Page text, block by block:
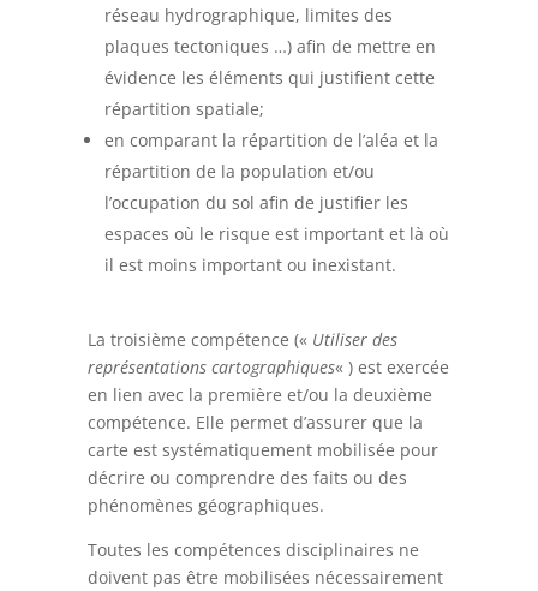
réseau hydrographique, limites des
plaques tectoniques …) afin de mettre en
évidence les éléments qui justifient cette
répartition spatiale;
en comparant la répartition de l’aléa et la
répartition de la population et/ou
l’occupation du sol afin de justifier les
espaces où le risque est important et là où
il est moins important ou inexistant.
La troisième compétence (« Utiliser des
représentations cartographiques« ) est exercée
en lien avec la première et/ou la deuxième
compétence. Elle permet d’assurer que la
carte est systématiquement mobilisée pour
décrire ou comprendre des faits ou des
phénomènes géographiques.
Toutes les compétences disciplinaires ne
doivent pas être mobilisées nécessairement